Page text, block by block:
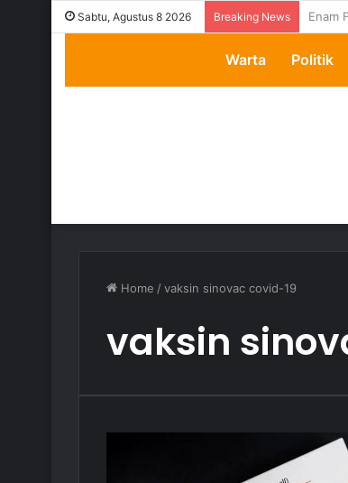
Sabtu, Agustus 8 2026 Breaking News
Warta Politik
Home /vaksin sinovac covid-19
vaksin